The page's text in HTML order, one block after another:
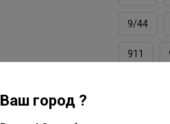
9/44
911
Ваш город ?